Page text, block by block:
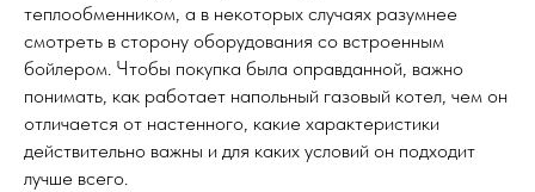
теплообменником, а в некоторых случаях разумнее
смотреть в сторону оборудования со встроенным
бойлером. Чтобы покупка была оправданной, важно
понимать, как работает напольный газовый котел, чем он
отличается от настенного, какие характеристики
действительно важны и для каких условий он подходит
лучше всего.